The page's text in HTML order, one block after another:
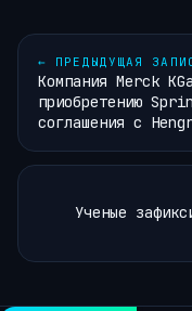
← ПРЕДЫДУЩАЯ
Компания Merck
приобретению
соглашения с
Ученые